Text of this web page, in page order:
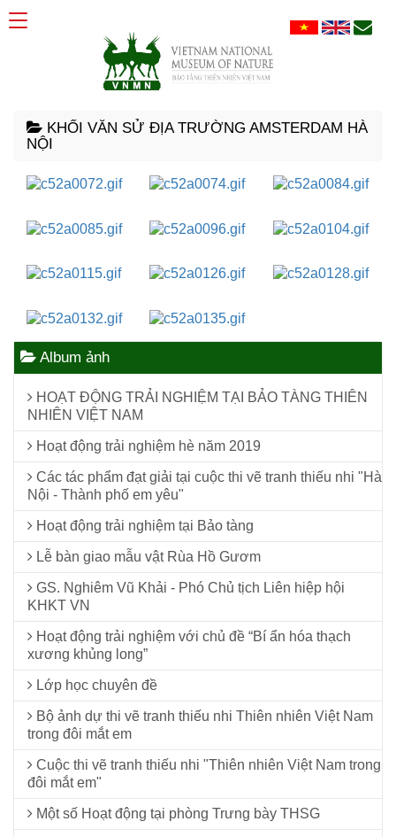
KHỐI VĂN SỬ ĐỊA TRƯỜNG AMSTERDAM HÀ
NỘI
xem xem
Album ảnh
HOẠT ĐỘNG TRẢI NGHIỆM TẠI BẢO TÀNG THIÊN
NHIÊN VIỆT NAM
Hoạt động trải nghiệm hè năm 2019
Các tác phẩm đạt giải tại cuộc thi vẽ tranh thiếu nhi "Hà
Nội - Thành phố em yêu"
Hoạt động trải nghiệm tại Bảo tàng
Lễ bàn giao mẫu vật Rùa Hồ Gươm
GS. Nghiêm Vũ Khải - Phó Chủ tịch Liên hiệp hội
KHKT VN
Hoạt động trải nghiệm với chủ đề “Bí ẩn hóa thạch
xương khủng long”
Lớp học chuyên đề
Bộ ảnh dự thi vẽ tranh thiếu nhi Thiên nhiên Việt Nam
trong đôi mắt em
Cuộc thi vẽ tranh thiếu nhi "Thiên nhiên Việt Nam trong
đôi mắt em"
Một số Hoạt động tại phòng Trưng bày THSG